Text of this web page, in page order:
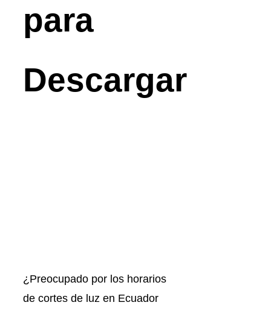
para
Descargar
¿Preocupado por los horarios
de cortes de luz en Ecuador